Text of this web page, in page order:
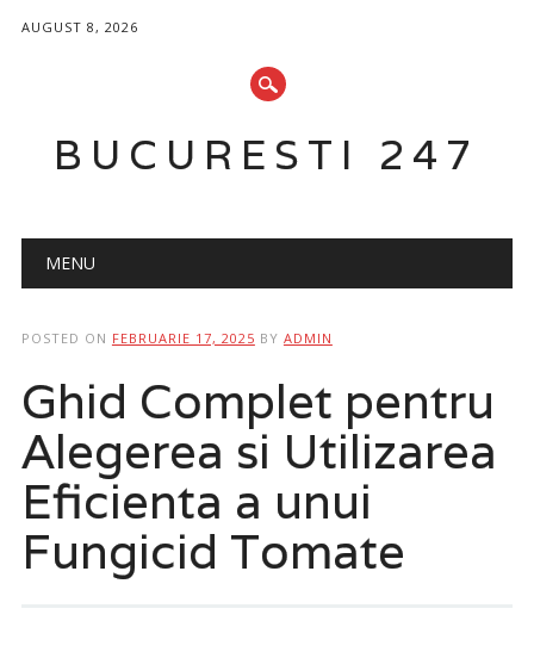
AUGUST 8, 2026
BUCURESTI 247
Main menu
MENU
POSTED ON FEBRUARIE 17, 2025 BY ADMIN
Ghid Complet pentru
Alegerea si Utilizarea
Eficienta a unui
Fungicid Tomate